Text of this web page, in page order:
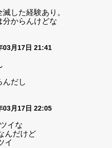
した経験あり。
分からんけどな
03月17日 21:41
んだし
03月17日 22:05
イな
んだけど
イ